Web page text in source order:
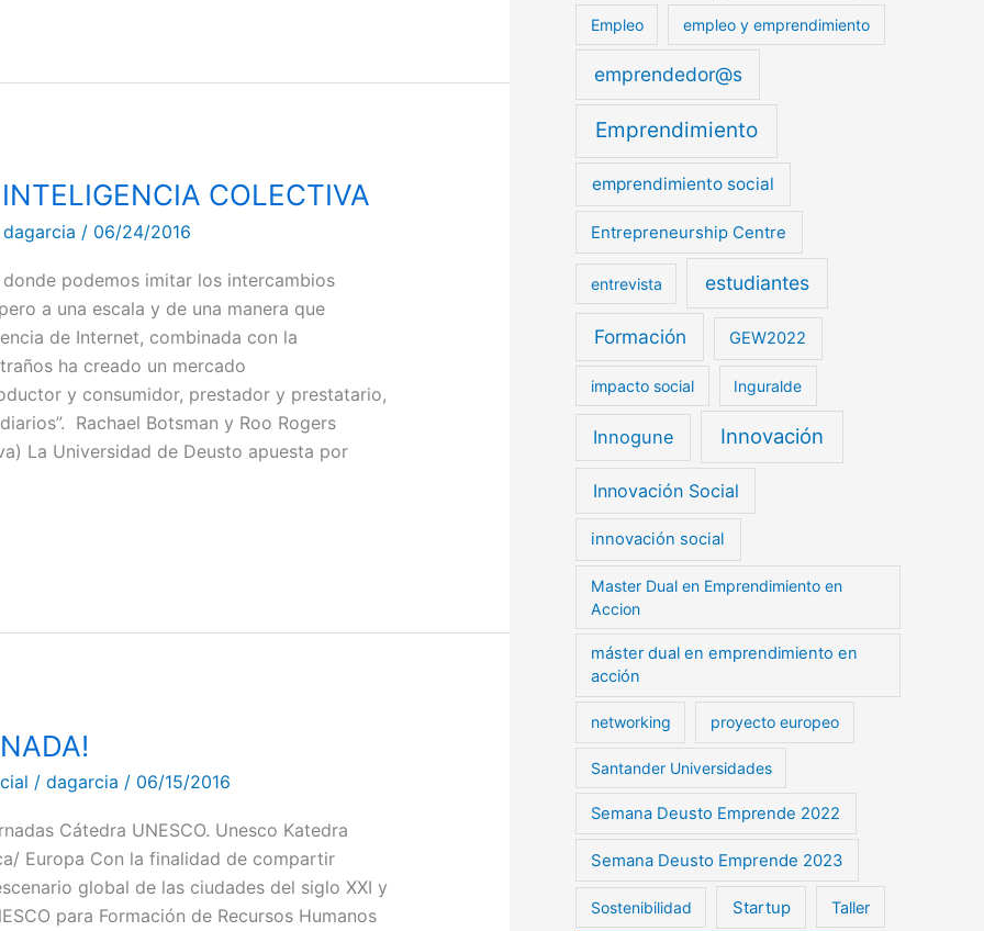
COLECTIVA
dagarcia / 06/24/2016
podemos imitar los intercambios
a una escala y de una manera que
de Internet, combinada con la
ha creado un mercado
y consumidor, prestador y prestatario,
Rachael Botsman y Roo Rogers
La Universidad de Deusto apuesta por
/ dagarcia / 06/15/2016
Cátedra UNESCO. Unesco Katedra
Europa Con la finalidad de compartir
global de las ciudades del siglo XXI y
para Formación de Recursos Humanos
Empleo empleo y emprendimiento
emprendedor@s
Emprendimiento
emprendimiento social
Entrepreneurship Centre
entrevista estudiantes
Formación GEW2022
impacto social Inguralde
Innogune Innovación
Innovación Social
innovación social
Master Dual en Emprendimiento en
Accion
máster dual en emprendimiento en
acción
networking proyecto europeo
Santander Universidades
Semana Deusto Emprende 2022
Semana Deusto Emprende 2023
Sostenibilidad Startup Taller